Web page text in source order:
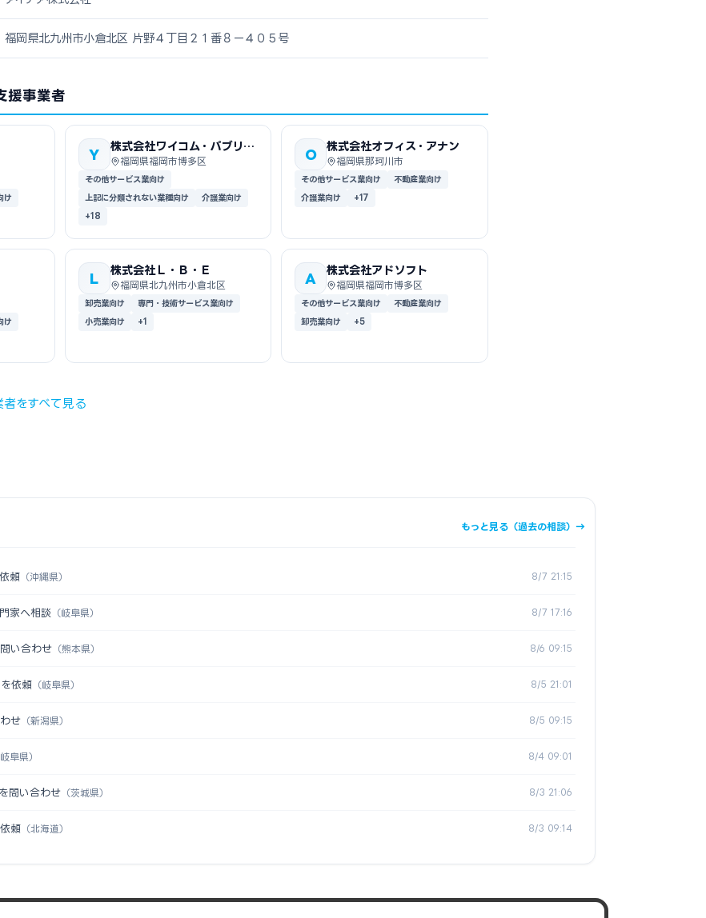
福岡県北九州市小倉北区 片野４丁目２１番８ー４０５号
援事業者
け
Y
株式会社ワイコム・パブリッ
シングシステムズ
福岡県福岡市博多区
その他サービス業向け
上記に分類されない業種向け
介護業向け
+18
O
株式会社オフィス・アナン
福岡県那珂川市
その他サービス業向け
不動産業向け
介護業向け
+17
け
L
株式会社Ｌ・Ｂ・Ｅ
福岡県北九州市小倉北区
卸売業向け
専門・技術サービス業向け
小売業向け
+1
A
株式会社アドソフト
福岡県福岡市博多区
その他サービス業向け
不動産業向け
卸売業向け
+5
をすべて見る
もっと見る（過去の相談）→
頼 （沖縄県） 8/7 21:15
家へ相談 （岐阜県） 8/7 17:16
い合わせ （熊本県） 8/6 09:15
依頼 （岐阜県） 8/5 21:01
せ （新潟県） 8/5 09:15
岐阜県） 8/4 09:01
問い合わせ （茨城県） 8/3 21:06
頼 （北海道） 8/3 09:14